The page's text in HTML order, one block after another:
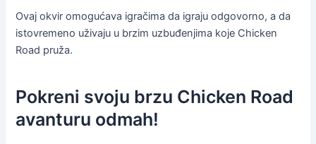
Ovaj okvir omogućava igračima da igraju odgovorno, a da
istovremeno uživaju u brzim uzbuđenjima koje Chicken
Road pruža.
Pokreni svoju brzu Chicken Road
avanturu odmah!